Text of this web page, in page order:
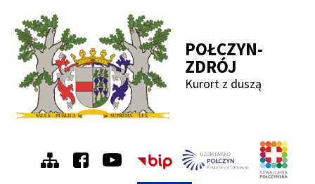
Przejdź
do
menu
Przejdź
do
treści
Przejdź
do
wyszukiwania
Przejdź
do
stopki
POŁCZYN-
ZDRÓJ
Kurort z duszą
Menu
prawe